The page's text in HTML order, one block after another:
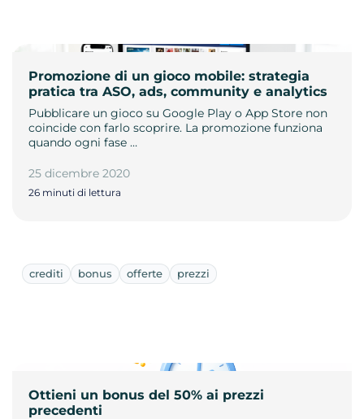
Promozione di un gioco mobile: strategia
pratica tra ASO, ads, community e analytics
Pubblicare un gioco su Google Play o App Store non
coincide con farlo scoprire. La promozione funziona
quando ogni fase …
25 dicembre 2020
26 minuti di lettura
crediti bonus offerte prezzi
Ottieni un bonus del 50% ai prezzi
precedenti